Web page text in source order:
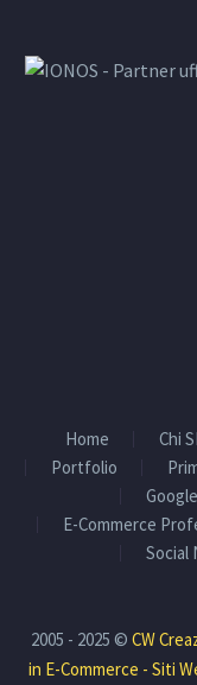
Home Chi
Portfolio
E-Commerce
Social
2005 - 2025 © CW
in E-Commerce - Siti